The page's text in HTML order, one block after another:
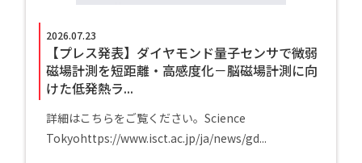
2026.07.23
【プレス発表】ダイヤモンド量子センサで微弱
磁場計測を短距離・高感度化－脳磁場計測に向
けた低発熱ラ...
詳細はこちらをご覧ください。Science
Tokyohttps://www.isct.ac.jp/ja/news/gd...